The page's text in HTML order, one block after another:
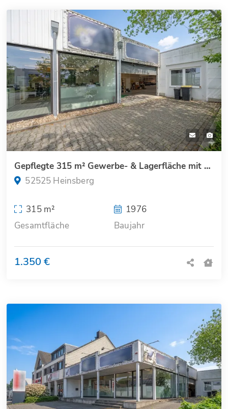
Gepflegte 315 m² Gewerbe- & Lagerfläche mit Büro in strategischer Lage von Heinsberg
52525 Heinsberg
315 m²
Gesamtfläche
1976
Baujahr
1.350 €